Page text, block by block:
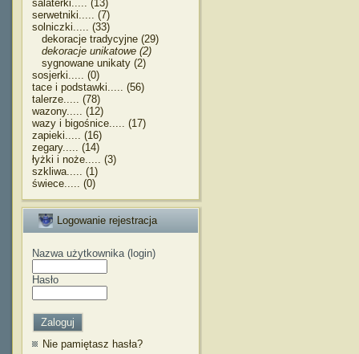
salaterki..... (13)
serwetniki..... (7)
solniczki..... (33)
dekoracje tradycyjne (29)
dekoracje unikatowe (2)
sygnowane unikaty (2)
sosjerki..... (0)
tace i podstawki..... (56)
talerze..... (78)
wazony..... (12)
wazy i bigośnice..... (17)
zapieki..... (16)
zegary..... (14)
łyżki i noże..... (3)
szkliwa..... (1)
świece..... (0)
Logowanie rejestracja
Nazwa użytkownika (login)
Hasło
Nie pamiętasz hasła?